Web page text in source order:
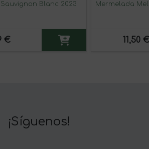
Blanc 2023
€
Mermelada
11,50 €
¡Síguenos!